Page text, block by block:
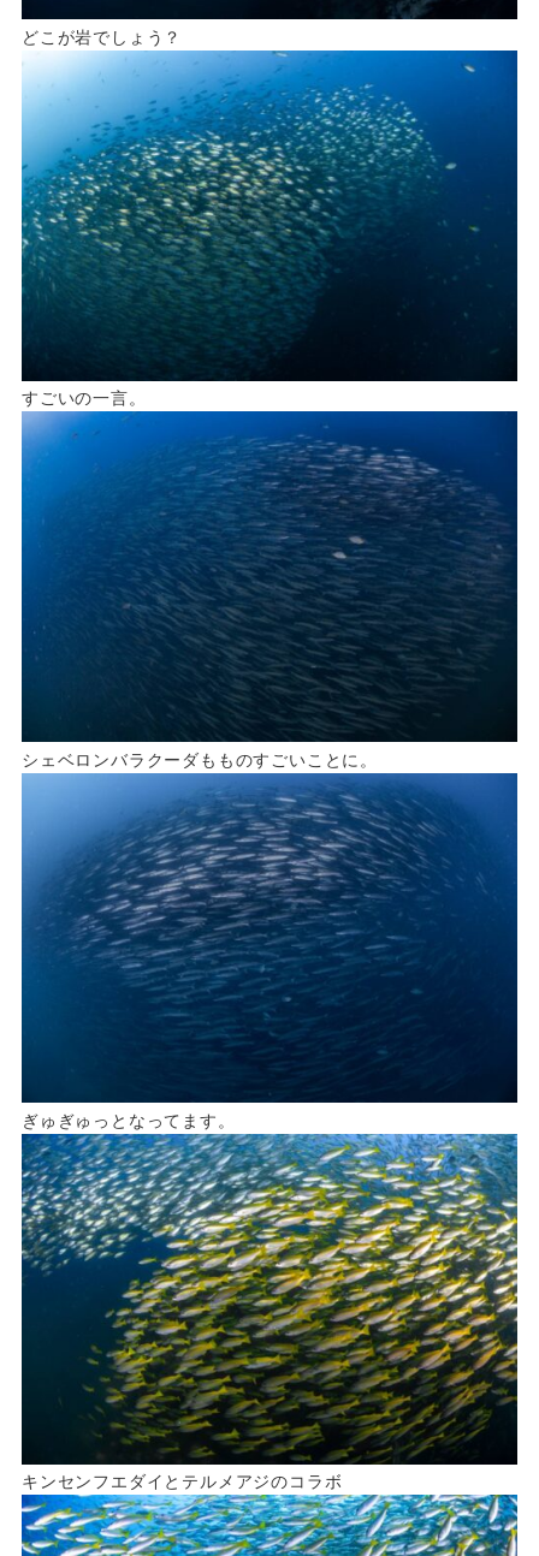
どこが岩でしょう？
すごいの一言。
シェベロンバラクーダもものすごいことに。
ぎゅぎゅっとなってます。
キンセンフエダイとテルメアジのコラボ